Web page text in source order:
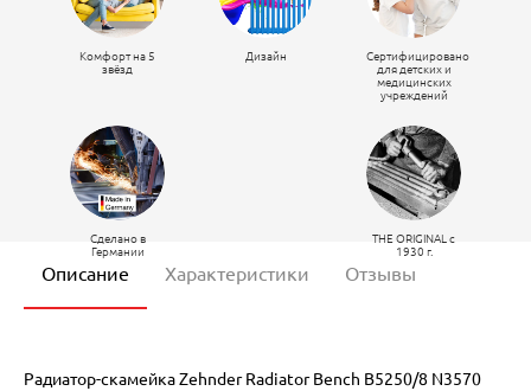
Комфорт на 5
звёзд
Дизайн
Сертифицировано
для детских и
медицинских
учреждений
Сделано в
Германии
THE ORIGINAL c
1930 г.
Описание Характеристики Отзывы
Радиатор-скамейка Zehnder Radiator Bench B5250/8 N3570